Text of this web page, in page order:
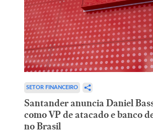
SETOR FINANCEIRO
Santander anuncia Daniel
como VP de atacado e banco
no Brasil